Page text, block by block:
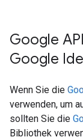
Google
Google
Wenn Sie die
verwenden, um
sollten Sie die
Bibliothek